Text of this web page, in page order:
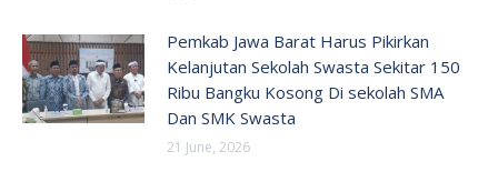
Pemkab Jawa Barat Harus Pikirkan
Kelanjutan Sekolah Swasta Sekitar 150
Ribu Bangku Kosong Di sekolah SMA
Dan SMK Swasta
21 June, 2026